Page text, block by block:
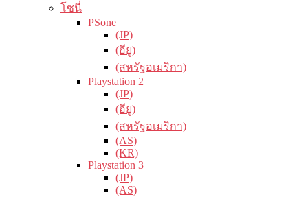
โซนี่
PSone
(JP)
(อียู)
(สหรัฐอเมริกา)
Playstation 2
(JP)
(อียู)
(สหรัฐอเมริกา)
(AS)
(KR)
Playstation 3
(JP)
(AS)